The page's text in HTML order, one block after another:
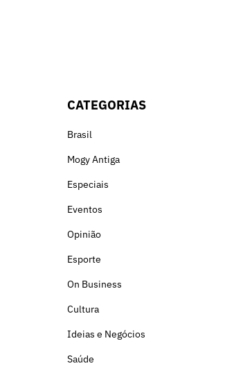
CATEGORIAS
Brasil
Mogy Antiga
Especiais
Eventos
Opinião
Esporte
On Business
Cultura
Ideias e Negócios
Saúde